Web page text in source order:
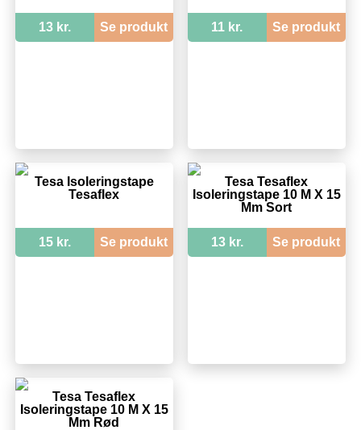
13 kr. Se produkt 11 kr. Se produkt
Tesa Isoleringstape
Tesaflex
15 kr. Se produkt
Tesa Tesaflex
Isoleringstape 10 M X 15
Mm Sort
13 kr. Se produkt
Tesa Tesaflex
Isoleringstape 10 M X 15
Mm Rød